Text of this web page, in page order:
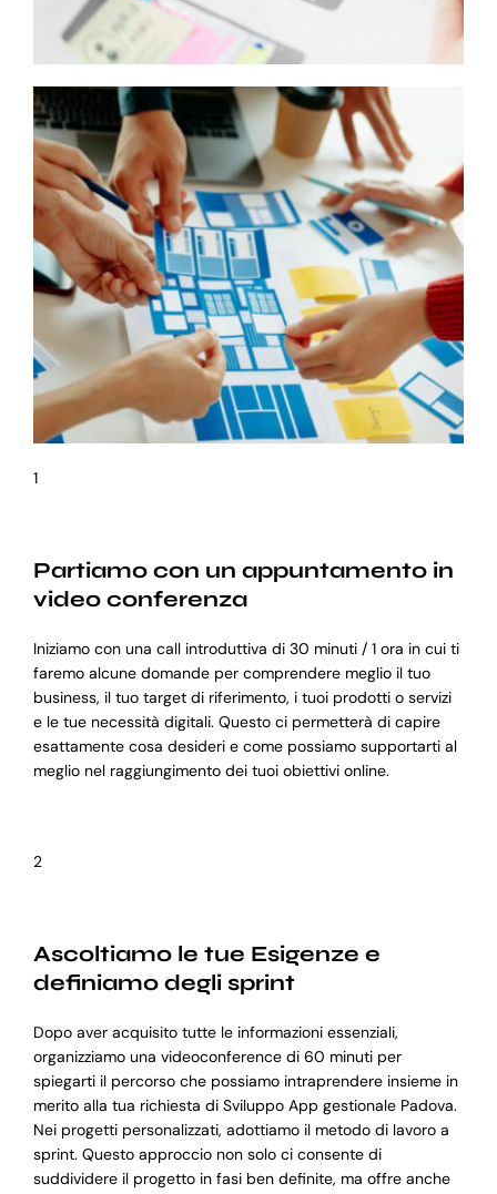
1
Partiamo con un appuntamento in
video conferenza
Iniziamo con una call introduttiva di 30 minuti / 1 ora in cui ti
faremo alcune domande per comprendere meglio il tuo
business, il tuo target di riferimento, i tuoi prodotti o servizi
e le tue necessità digitali. Questo ci permetterà di capire
esattamente cosa desideri e come possiamo supportarti al
meglio nel raggiungimento dei tuoi obiettivi online.
2
Ascoltiamo le tue Esigenze e
definiamo degli sprint
Dopo aver acquisito tutte le informazioni essenziali,
organizziamo una videoconference di 60 minuti per
spiegarti il percorso che possiamo intraprendere insieme in
merito alla tua richiesta di Sviluppo App gestionale Padova.
Nei progetti personalizzati, adottiamo il metodo di lavoro a
sprint. Questo approccio non solo ci consente di
suddividere il progetto in fasi ben definite, ma offre anche